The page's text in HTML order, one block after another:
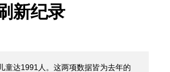
新纪录
童达1991人。这两项数据皆为去年的